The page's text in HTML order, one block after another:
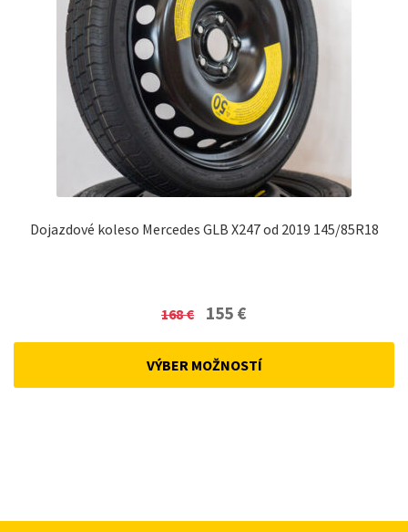
Dojazdové koleso Mercedes GLB X247 od 2019 145/85R18
168€
Original
was:
155 €Current
VÝBER MOŽNOSTÍ